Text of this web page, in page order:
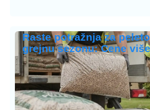
Raste potražnja za
grejnu sezonu: Cene